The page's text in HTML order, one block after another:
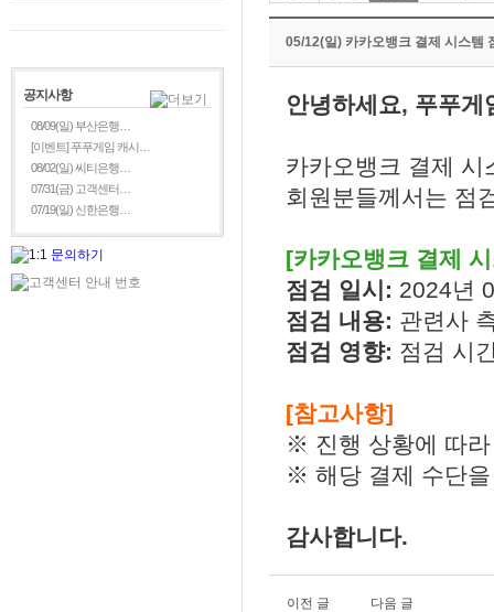
공지사항
08/09(일) 부산은행…
[이벤트] 푸푸게임 캐시…
08/02(일) 씨티은행…
07/31(금) 고객센터…
07/19(일) 신한은행…
05/12(일) 카카오뱅크 결제 시스템
안녕하세요, 푸푸게
카카오뱅크 결제
회원분들께서는 점
[카카오뱅크 결제
점검 일시: 2024년
점검 내용: 관련사
점검 영향: 점검 시
[참고사항]
※ 진행 상황에 따
※ 해당 결제 수단
감사합니다.
이전 글 다음 글